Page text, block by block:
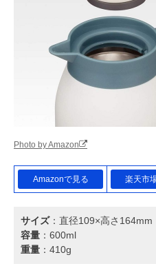
Photo by Amazon
Amazonで見る 楽天市
サイズ：直径109×高さ164mm
容量 ：600ml
重量 ：410g